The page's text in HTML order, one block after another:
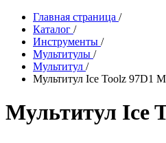
Главная страница /
Каталог /
Инструменты /
Мультитулы /
Мультитул /
Мультитул Ice Toolz 97D1
Мультитул Ice